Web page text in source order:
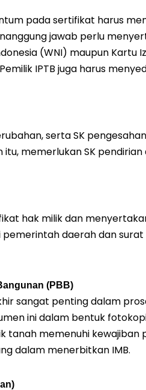
pada sertifikat harus
jawab perlu
(WNI) maupun Kartu
IPTB juga harus
serta SK
itu, memerlukan SK
hak milik dan
daerah dan
(PBB)
sangat penting dalam
ini dalam bentuk
tanah memenuhi kewajiban
dalam menerbitkan IMB.